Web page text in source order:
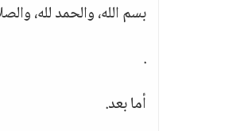
بسم الله، والحمد لله،
.
أما بعد.